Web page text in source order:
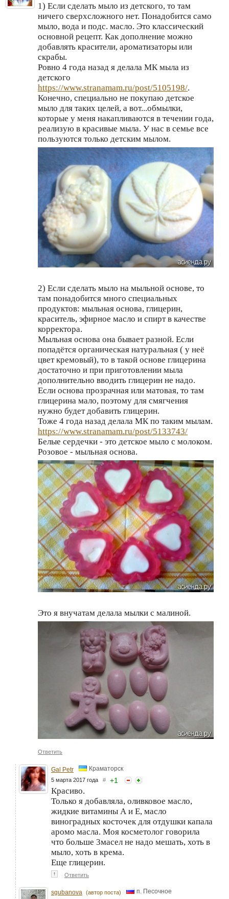
1) Если сделать мыло из детского, то там
ничего сверхсложного нет. Понадобится само
мыло, вода и подс. масло. Это классический
основной рецепт. Как дополнение можно
добавлять красители, ароматизаторы или
скрабы.
Ровно 4 года назад я делала МК мыла из
детского
https://www.stranamam.ru/post/5105198/.
Конечно, специально не покупаю детское
мыло для таких целей, а вот...обмылки,
которые у меня накапливаются в течении года,
реализую в красивые мыла. У нас в семье все
пользуются только детским мылом.
2) Если сделать мыло на мыльной основе, то
там понадобится много специальных
продуктов: мыльная основа, глицерин,
краситель, эфирное масло и спирт в качестве
корректора.
Мыльная основа она бывает разной. Если
попадётся органическая натуральная ( у неё
цвет кремовый), то в такой основе глицерина
достаточно и при приготовлении мыла
дополнительно вводить глицерин не надо.
Если основа прозрачная или матовая, то там
глицерина мало, поэтому для смягчения
нужно будет добавить глицерин.
Тоже 4 года назад делала МК по таким мылам.
https://www.stranamam.ru/post/5133743/
Белые сердечки - это детское мыло с молоком.
Розовое - мыльная основа.
Это я внучатам делала мылки с малиной.
Ответить
Gal Petr Краматорск
5 марта 2017 года # +1
Красиво.
Только я добавляла, оливковое масло,
жидкие витамины А и Е, масло
виноградных косточек для отдушки капала
аромо масла. Моя косметолог говорила
что больше 3масел не надо мешать, хоть в
мыло, хоть в крема.
Еще глицерин.
↑ Ответить
sgubanova (автор поста) п. Песочное